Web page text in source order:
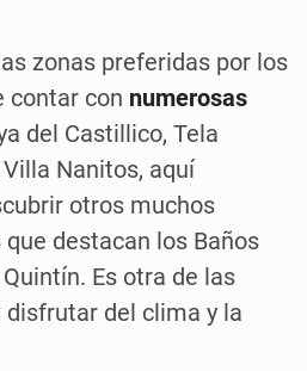
zonas preferidas por los
contar con numerosas
del Castillico, Tela
Nanitos, aquí
otros muchos
destacan los Baños
Es otra de las
del clima y la